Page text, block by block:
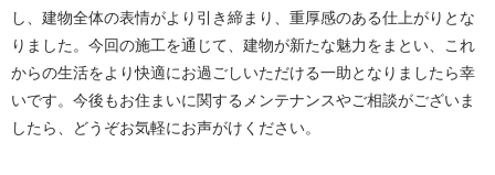
し、建物全体の表情がより引き締まり、重厚感のある仕上がりとな
りました。今回の施工を通じて、建物が新たな魅力をまとい、これ
からの生活をより快適にお過ごしいただける一助となりましたら幸
いです。今後もお住まいに関するメンテナンスやご相談がございま
したら、どうぞお気軽にお声がけください。